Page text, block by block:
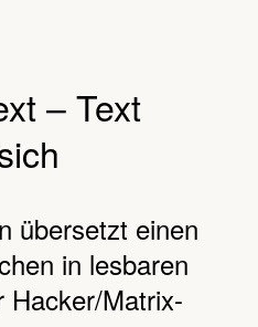
– Text
übersetzt einen
in lesbaren
Hacker/Matrix-